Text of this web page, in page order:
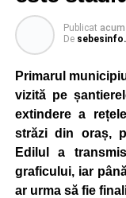
Reprezentanții
va afecta
vizibilitatea pe
nivel
Administrația
temporar și este
energetice din
centrale au cerut
pentru reducerea
Publicat
De
Primarul
vizită pe
extindere a
străzi din oraș,
Edilul a
graficului, iar
ar urma să fie